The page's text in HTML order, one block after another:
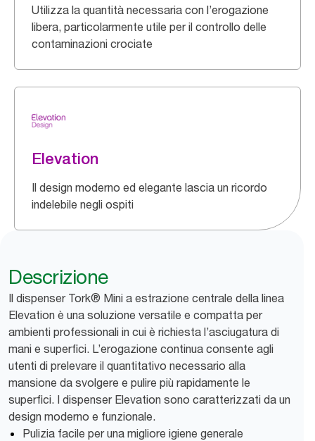
Utilizza la quantità necessaria con l’erogazione
libera, particolarmente utile per il controllo delle
contaminazioni crociate
Elevation
Il design moderno ed elegante lascia un ricordo
indelebile negli ospiti
Descrizione
Il dispenser Tork® Mini a estrazione centrale della linea
Elevation è una soluzione versatile e compatta per
ambienti professionali in cui è richiesta l’asciugatura di
mani e superfici. L’erogazione continua consente agli
utenti di prelevare il quantitativo necessario alla
mansione da svolgere e pulire più rapidamente le
superfici. I dispenser Elevation sono caratterizzati da un
design moderno e funzionale.
Pulizia facile per una migliore igiene generale